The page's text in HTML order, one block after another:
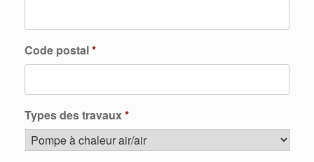
Code postal*
Types des travaux*